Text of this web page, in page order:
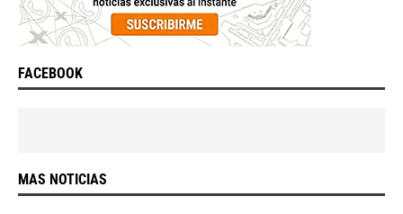
FACEBOOK
MAS NOTICIAS